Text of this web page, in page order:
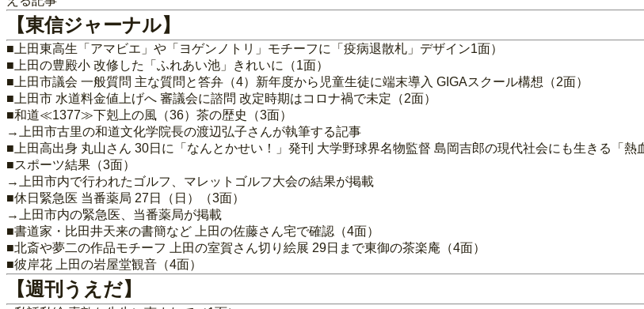
【東信ジャーナル】
■上田東高生「アマビエ」や「ヨゲンノトリ」モチーフに「疫病退散札」デザイン1面）
■上田の豊殿小 改修した「ふれあい池」きれいに（1面）
■上田市議会 一般質問 主な質問と答弁（4）新年度から児童生徒に端末導入 GIGAスクール構想（2面）
■上田市 水道料金値上げへ 審議会に諮問 改定時期はコロナ禍で未定（2面）
■和道≪1377≫下剋上の風（36）茶の歴史（3面）
→上田市古里の和道文化学院長の渡辺弘子さんが執筆する記事
■上田高出身 丸山さん 30日に「なんとかせい！」発刊 大学野球界名物監督 島岡吉郎の現代社会にも生きる「熱
■スポーツ結果（3面）
→上田市内で行われたゴルフ、マレットゴルフ大会の結果が掲載
■休日緊急医 当番薬局 27日（日）（3面）
→上田市内の緊急医、当番薬局が掲載
■書道家・比田井天来の書簡など 上田の佐藤さん宅で確認（4面）
■北斎や夢二の作品モチーフ 上田の室賀さん切り絵展 29日まで東御の茶楽庵（4面）
■彼岸花 上田の岩屋堂観音（4面）
【週刊うえだ】